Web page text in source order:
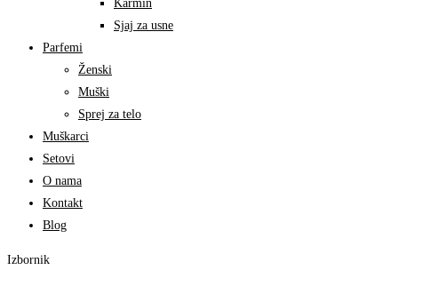
Karmin
Sjaj za usne
Parfemi
Ženski
Muški
Sprej za telo
Muškarci
Setovi
O nama
Kontakt
Blog
Izbornik